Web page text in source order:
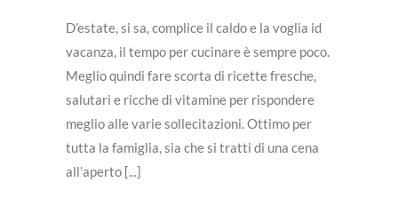
D’estate, si sa, complice il caldo e la voglia id
vacanza, il tempo per cucinare è sempre poco.
Meglio quindi fare scorta di ricette fresche,
salutari e ricche di vitamine per rispondere
meglio alle varie sollecitazioni. Ottimo per
tutta la famiglia, sia che si tratti di una cena
all’aperto [...]